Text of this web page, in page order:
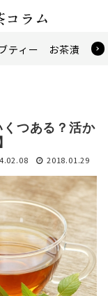
ティー お茶漬け
つある？活か
2018.01.29